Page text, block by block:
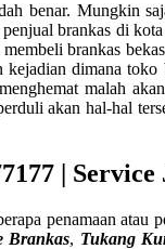
benar. Mungkin
brankas di
brankas
dimana
malah
akan hal-hal
|
penamaan atau
Brankas, Tukang